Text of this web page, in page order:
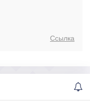
Ссылка